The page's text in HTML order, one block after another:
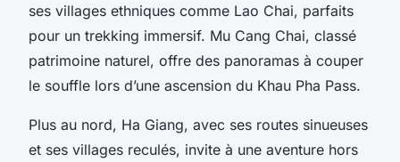
ses villages ethniques comme Lao Chai, parfaits
pour un trekking immersif. Mu Cang Chai, classé
patrimoine naturel, offre des panoramas à couper
le souffle lors d’une ascension du Khau Pha Pass.
Plus au nord, Ha Giang, avec ses routes sinueuses
et ses villages reculés, invite à une aventure hors